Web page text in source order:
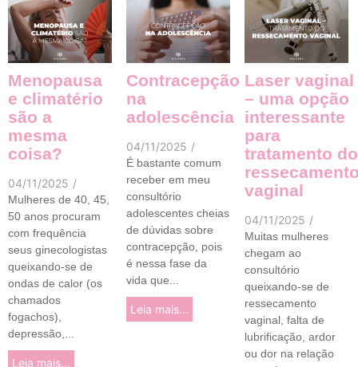
Menopausa
e climatério
são a
mesma
coisa?
04/11/2025 /
Mulheres de 40, 45,
50 anos procuram
com frequência
seus ginecologistas
queixando-se de
ondas de calor (os
chamados
fogachos),
depressão,...
Leia mais...
Contracepção
na
adolescência
04/11/2025 /
É bastante comum
receber em meu
consultório
adolescentes cheias
de dúvidas sobre
contracepção, pois
é nessa fase da
vida que...
Leia mais...
Laser vaginal
– uma opção
interessante
para
tratamento do
vaginal
04/11/2025 /
Muitas mulheres
chegam ao
consultório
queixando-se de
ressecamento
vaginal, falta de
lubrificação, ardor
ou dor na relação